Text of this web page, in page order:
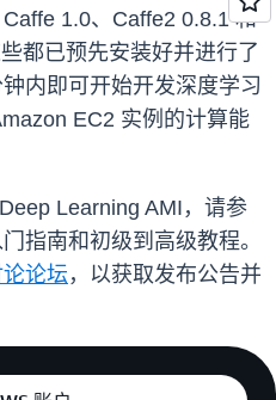
1.0、Caffe2 0.8.1 和
都已预先安装好并进行了
内即可开始开发深度学习
EC2 实例的计算能
Learning AMI，请参
指南和初级到高级教程。
论坛 ，以获取发布公告并